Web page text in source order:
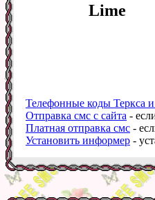
Lime
Телефонные коды Теркса
Отправка смс с сайта -
Платная отправка смс -
Установить информер -